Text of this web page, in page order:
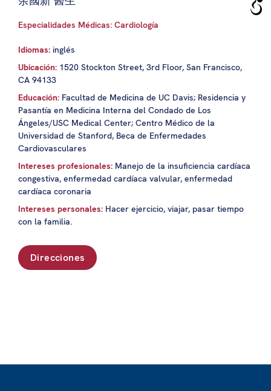
Especialidades Médicas: Cardiología
Idiomas: inglés
Ubicación: 1520 Stockton Street, 3rd Floor, San Francisco,
CA 94133
Educación: Facultad de Medicina de UC Davis; Residencia y
Pasantía en Medicina Interna del Condado de Los
Ángeles/USC Medical Center; Centro Médico de la
Universidad de Stanford, Beca de Enfermedades
Cardiovasculares
Intereses profesionales: Manejo de la insuficiencia cardíaca
congestiva, enfermedad cardíaca valvular, enfermedad
cardíaca coronaria
Intereses personales: Hacer ejercicio, viajar, pasar tiempo
con la familia.
Direcciones